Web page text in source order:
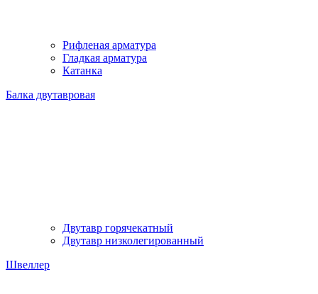
Рифленая арматура
Гладкая арматура
Катанка
Балка двутавровая
Двутавр горячекатный
Двутавр низколегированный
Швеллер